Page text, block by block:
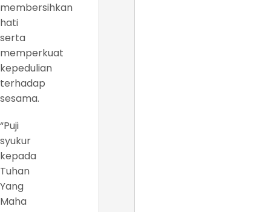
membersihkan
hati
serta
memperkuat
kepedulian
terhadap
sesama.
“Puji
syukur
kepada
Tuhan
Yang
Maha